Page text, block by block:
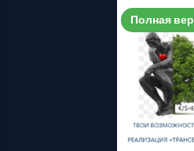
Полная